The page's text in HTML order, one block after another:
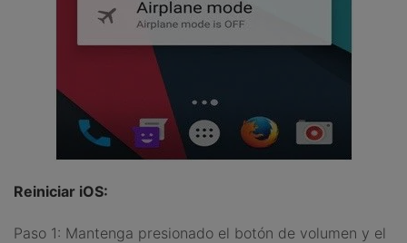
Reiniciar iOS:
Paso 1: Mantenga presionado el botón de volumen y el